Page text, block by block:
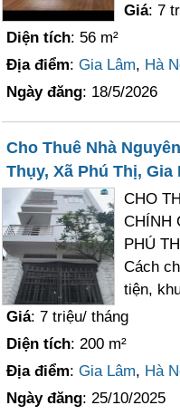
Giá: 7
Diện tích: 56 m²
Địa điểm:Gia Lâm, Hà
Ngày đăng: 18/5/2026
Cho Thuê Nhà
Thụy, Xã Phú Thị, Gia
CHO
CHÍNH
PHÚ
Cách
tiện,
Giá: 7 triệu/ tháng
Diện tích: 200 m²
Địa điểm:Gia Lâm, Hà
Ngày đăng: 25/10/2025